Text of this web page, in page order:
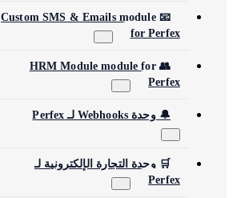
🎨
Themes & Security
UI customization & protection
📧 Custom SMS & Emails module
for Perfex
👥 HRM Module module for
Perfex
🔔 وحدة Webhooks لـ Perfex
🛒 وحدة التجارة الإلكترونية لـ
Perfex